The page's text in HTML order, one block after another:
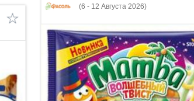
(6 - 12 Августа 2026)